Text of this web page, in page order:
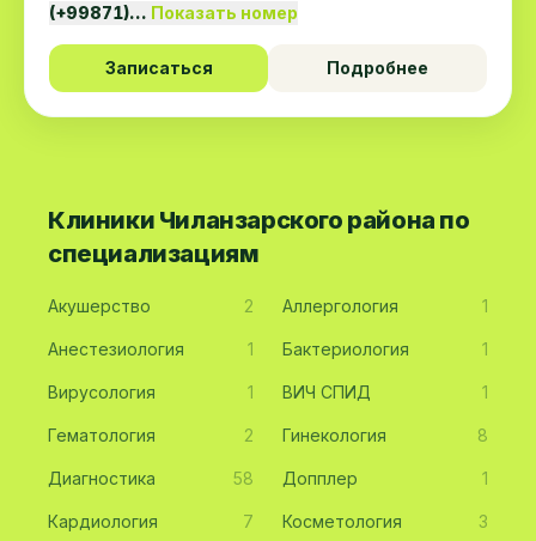
(+99871)… Показать номер
Записаться Подробнее
Клиники Чиланзарского района по
специализациям
Акушерство 2 Аллергология 1
Анестезиология 1 Бактериология 1
Вирусология 1 ВИЧ СПИД 1
Гематология 2 Гинекология 8
Диагностика 58 Допплер 1
Кардиология 7 Косметология 3